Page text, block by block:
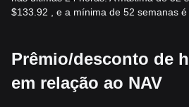
$133.92 , e a mínima de 52 semanas é
Prêmio/desconto de
em relação ao NAV